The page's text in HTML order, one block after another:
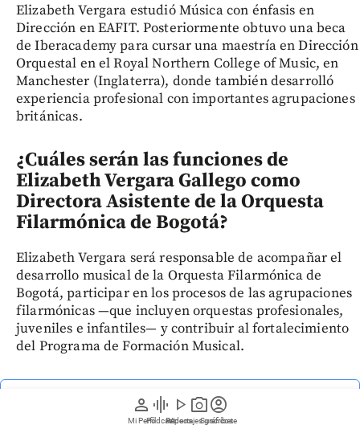
person
Mi Perfil
graphic_eq
Pódcast
play_arrow
Videos
photo_camera
Reportajes gráficos
account_circle
Suscríbete
Elizabeth Vergara estudió Música con énfasis en
Dirección en EAFIT. Posteriormente obtuvo una beca
de Iberacademy para cursar una maestría en Dirección
Orquestal en el Royal Northern College of Music, en
Manchester (Inglaterra), donde también desarrolló
experiencia profesional con importantes agrupaciones
británicas.
¿Cuáles serán las funciones de
Elizabeth Vergara Gallego como
Directora Asistente de la Orquesta
Filarmónica de Bogotá?
Elizabeth Vergara será responsable de acompañar el
desarrollo musical de la Orquesta Filarmónica de
Bogotá, participar en los procesos de las agrupaciones
filarmónicas —que incluyen orquestas profesionales,
juveniles e infantiles— y contribuir al fortalecimiento
del Programa de Formación Musical.
Siga las noticias de EL COLOMBIANO desde Google
News